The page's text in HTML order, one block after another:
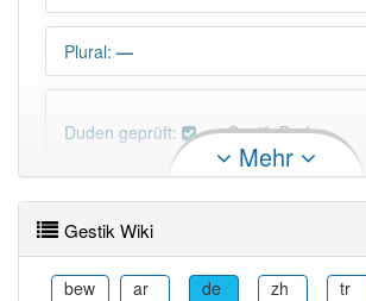
Plural: —
Duden geprüft: Gestik Duden
Wörter, die mit "-tik" enden, haben fast
Artikel:die.
Mehr
Gestik Wiki
bew ar de zh tr